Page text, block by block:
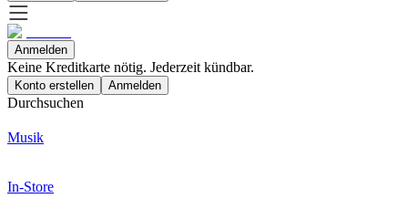
Anmelden
Keine Kreditkarte nötig. Jederzeit kündbar.
Konto erstellen Anmelden
Durchsuchen
Musik
In-Store